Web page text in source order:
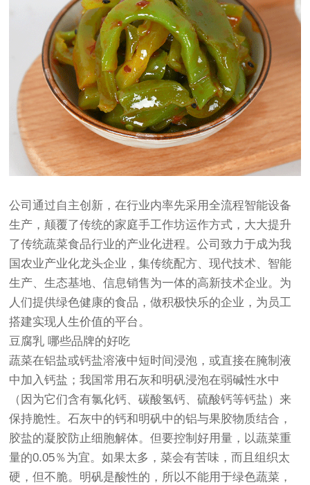
公司通过自主创新，在行业内率先采用全流程智能设备
生产，颠覆了传统的家庭手工作坊运作方式，大大提升
了传统蔬菜食品行业的产业化进程。公司致力于成为我
国农业产业化龙头企业，集传统配方、现代技术、智能
生产、生态基地、信息销售为一体的高新技术企业。为
人们提供绿色健康的食品，做积极快乐的企业，为员工
搭建实现人生价值的平台。
豆腐乳 哪些品牌的好吃
蔬菜在铝盐或钙盐溶液中短时间浸泡，或直接在腌制液
中加入钙盐；我国常用石灰和明矾浸泡在弱碱性水中
（因为它们含有氯化钙、碳酸氢钙、硫酸钙等钙盐）来
保持脆性。石灰中的钙和明矾中的铝与果胶物质结合，
胶盐的凝胶防止细胞解体。但要控制好用量，以蔬菜重
量的0.05％为宜。如果太多，菜会有苦味，而且组织太
硬，但不脆。明矾是酸性的，所以不能用于绿色蔬菜，